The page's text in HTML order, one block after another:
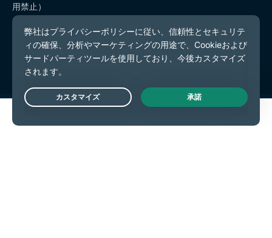
用禁止）
プライバシーポリシー
利用規約
Cookieの設定
Live Chat